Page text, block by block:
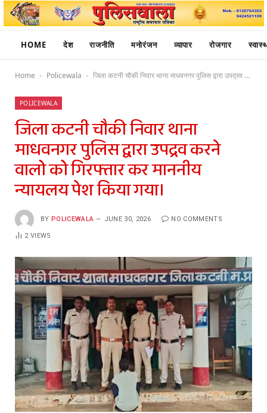
HOME देश राजनीति मनोरंजन व्यापार रोजगार
Home - Policewala - जिला कटनी चौकी निवार थाना माधवनगर पुलिस द्वारा उपद्रव करने वालो को गिरफ्तार कर माननीय न्यायलय पेश किया गया।
POLICEWALA
जिला कटनी चौकी निवार थाना
माधवनगर पुलिस द्वारा उपद्रव करने
वालो को गिरफ्तार कर माननीय
न्यायलय पेश किया गया।
BY POLICEWALA JUNE 30, 2026 NO COMMENTS
2VIEWS